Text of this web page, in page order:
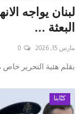
لبنان يواجه
البعثة ...
مارس 15, 2026 0
بقلم هئية التحرير
كتّابنا